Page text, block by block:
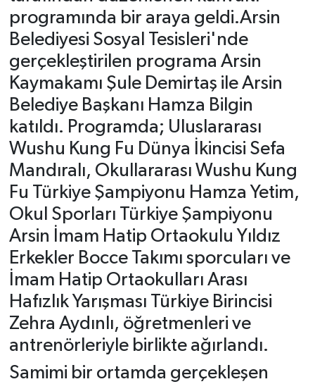
programında bir araya geldi.Arsin
Belediyesi Sosyal Tesisleri'nde
gerçekleştirilen programa Arsin
Kaymakamı Şule Demirtaş ile Arsin
Belediye Başkanı Hamza Bilgin
katıldı. Programda; Uluslararası
Wushu Kung Fu Dünya İkincisi Sefa
Mandıralı, Okullararası Wushu Kung
Fu Türkiye Şampiyonu Hamza Yetim,
Okul Sporları Türkiye Şampiyonu
Arsin İmam Hatip Ortaokulu Yıldız
Erkekler Bocce Takımı sporcuları ve
İmam Hatip Ortaokulları Arası
Hafızlık Yarışması Türkiye Birincisi
Zehra Aydınlı, öğretmenleri ve
antrenörleriyle birlikte ağırlandı.
Samimi bir ortamda gerçekleşen